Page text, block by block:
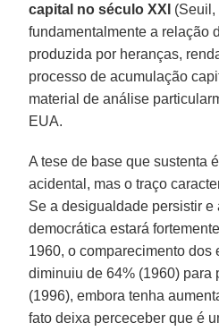
capital no século XXI (Seuil,
fundamentalmente a relação
produzida por heranças,
processo de acumulação
material de análise
EUA.
A tese de base que sustenta
acidental, mas o traço
Se a desigualdade persistir e
democrática estará
1960, o comparecimento dos
diminuiu de 64% (1960) para
(1996), embora tenha
fato deixa perceceber que é